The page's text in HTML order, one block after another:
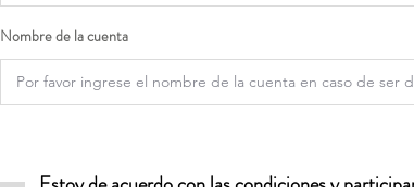
Nombre de la cuenta